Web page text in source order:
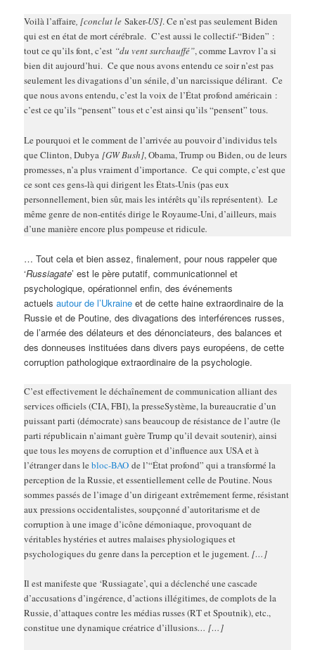
Voilà l’affaire, [conclut leSaker-US]. Ce n’est pas seulement Biden
qui est en état de mort cérébrale. C’est aussi le collectif-“Biden” :
tout ce qu’ils font, c’est “du vent surchauffé”, comme Lavrov l’a si
bien dit aujourd’hui. Ce que nous avons entendu ce soir n’est pas
seulement les divagations d’un sénile, d’un narcissique délirant. Ce
que nous avons entendu, c’est la voix de l’État profond américain :
c’est ce qu’ils “pensent” tous et c’est ainsi qu’ils “pensent” tous.
Le pourquoi et le comment de l’arrivée au pouvoir d’individus tels
que Clinton, Dubya [GW Bush], Obama, Trump ou Biden, ou de leurs
promesses, n’a plus vraiment d’importance. Ce qui compte, c’est que
ce sont ces gens-là qui dirigent les États-Unis (pas eux
personnellement, bien sûr, mais les intérêts qu’ils représentent). Le
même genre de non-entités dirige le Royaume-Uni, d’ailleurs, mais
d’une manière encore plus pompeuse et ridicule.
… Tout cela et bien assez, finalement, pour nous rappeler que
‘Russiagate’ est le père putatif, communicationnel et
psychologique, opérationnel enfin, des événements
actuelsautour de l’Ukraine et de cette haine extraordinaire de la
Russie et de Poutine, des divagations des interférences russes,
de l’armée des délateurs et des dénonciateurs, des balances et
des donneuses instituées dans divers pays européens, de cette
corruption pathologique extraordinaire de la psychologie.
C’est effectivement le déchaînement de communication alliant des
services officiels (CIA, FBI), la presseSystème, la bureaucratie d’un
puissant parti (démocrate) sans beaucoup de résistance de l’autre (le
parti républicain n’aimant guère Trump qu’il devait soutenir), ainsi
que tous les moyens de corruption et d’influence aux USA et à
l’étranger dans lebloc-BAO de l’“État profond” qui a transformé la
perception de la Russie, et essentiellement celle de Poutine. Nous
sommes passés de l’image d’un dirigeant extrêmement ferme, résistant
aux pressions occidentalistes, soupçonné d’autoritarisme et de
corruption à une image d’icône démoniaque, provoquant de
véritables hystéries et autres malaises physiologiques et
psychologiques du genre dans la perception et le jugement. […]
Il est manifeste que ‘Russiagate’, qui a déclenché une cascade
d’accusations d’ingérence, d’actions illégitimes, de complots de la
Russie, d’attaques contre les médias russes (RT et Spoutnik), etc.,
constitue une dynamique créatrice d’illusions… […]